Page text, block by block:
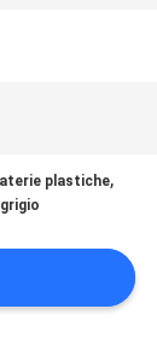
plastiche,